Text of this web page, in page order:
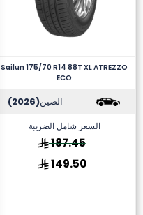
Sailun 175/70 R14 88T XL ATREZZO
ECO
الصين(2026)
السعر شامل الضريبة
187.45
149.50